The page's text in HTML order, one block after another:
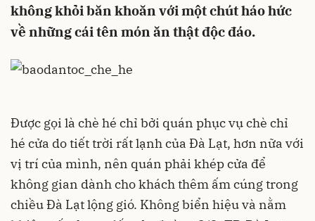
không khỏi băn khoăn với một chút háo hức
về những cái tên món ăn thật độc đáo.
Được gọi là chè hé chỉ bởi quán phục vụ chè chỉ
hé cửa do tiết trời rất lạnh của Đà Lạt, hơn nữa với
vị trí của mình, nên quán phải khép cửa để
không gian dành cho khách thêm ấm cúng trong
chiều Đà Lạt lộng gió. Không biển hiệu và nằm